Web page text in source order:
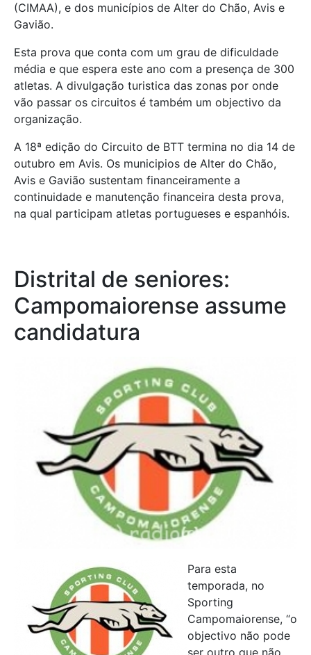
(CIMAA), e dos municípios de Alter do Chão, Avis e
Gavião.
Esta prova que conta com um grau de dificuldade
média e que espera este ano com a presença de 300
atletas. A divulgação turistica das zonas por onde
vão passar os circuitos é também um objectivo da
organização.
A 18ª edição do Circuito de BTT termina no dia 14 de
outubro em Avis. Os municipios de Alter do Chão,
Avis e Gavião sustentam financeiramente a
continuidade e manutenção financeira desta prova,
na qual participam atletas portugueses e espanhóis.
Distrital de seniores:
Campomaiorense assume
candidatura
Para esta
temporada, no
Sporting
Campomaiorense, “o
objectivo não pode